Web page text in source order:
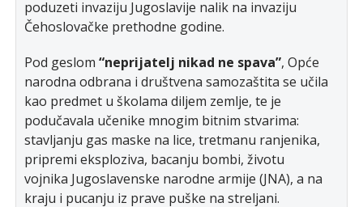
poduzeti invaziju Jugoslavije nalik na invaziju
Čehoslovačke prethodne godine.
Pod geslom “neprijatelj nikad ne spava”, Opće
narodna odbrana i društvena samozaštita se učila
kao predmet u školama diljem zemlje, te je
podučavala učenike mnogim bitnim stvarima:
stavljanju gas maske na lice, tretmanu ranjenika,
pripremi eksploziva, bacanju bombi, životu
vojnika Jugoslavenske narodne armije (JNA), a na
kraju i pucanju iz prave puške na streljani.